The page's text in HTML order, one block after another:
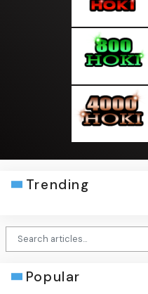
Trending
Popular